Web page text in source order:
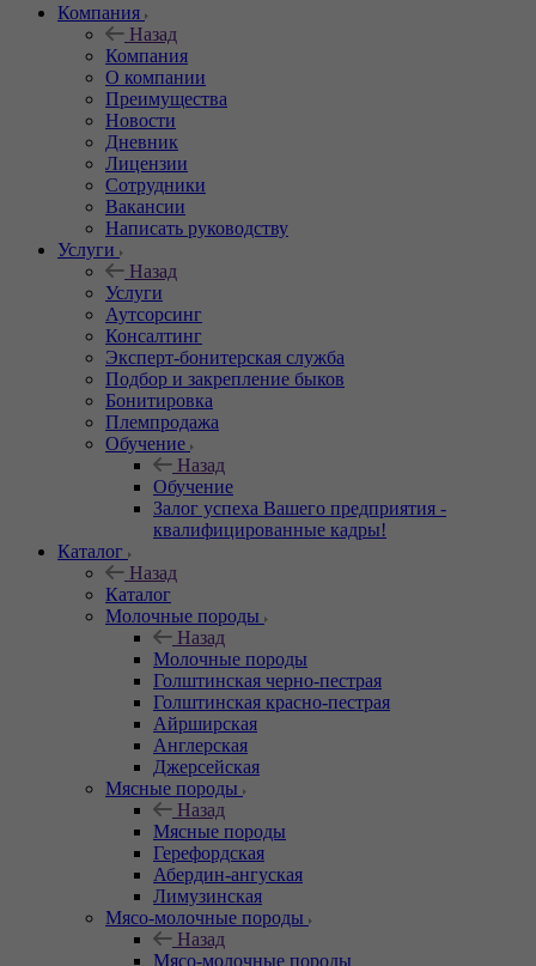
Компания
Назад
Компания
О компании
Преимущества
Новости
Дневник
Лицензии
Сотрудники
Вакансии
Написать руководству
Услуги
Назад
Услуги
Аутсорсинг
Консалтинг
Эксперт-бонитерская служба
Подбор и закрепление быков
Бонитировка
Племпродажа
Обучение
Назад
Обучение
Залог успеха Вашего предприятия -
квалифицированные кадры!
Каталог
Назад
Каталог
Молочные породы
Назад
Молочные породы
Голштинская черно-пестрая
Голштинская красно-пестрая
Айрширская
Англерская
Джерсейская
Мясные породы
Назад
Мясные породы
Герефордская
Абердин-ангуская
Лимузинская
Мясо-молочные породы
Назад
Мясо-молочные породы